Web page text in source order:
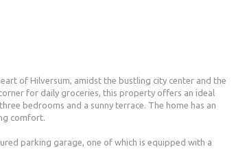
of Hilversum, amidst the bustling city center and the
for daily groceries, this property offers an ideal
bedrooms and a sunny terrace. The home has an
comfort.
parking garage, one of which is equipped with a